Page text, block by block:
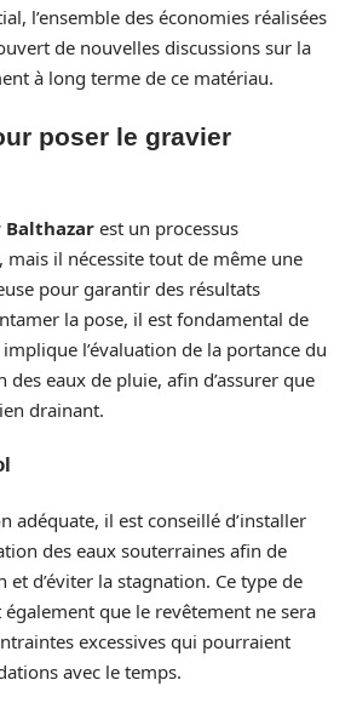
l’ensemble des économies réalisées
de nouvelles discussions sur la
à long terme de ce matériau.
poser le gravier
Balthazarest un processus
il nécessite tout de même une
pour garantir des résultats
la pose, il est fondamental de
l’évaluation de la portance du
eaux de pluie, afin d’assurer que
drainant.
adéquate, il est conseillé d’installer
des eaux souterraines afin de
d’éviter la stagnation. Ce type de
que le revêtement ne sera
excessives qui pourraient
avec le temps.